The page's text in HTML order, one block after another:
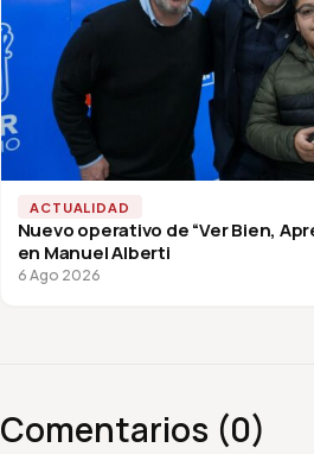
ACTUALIDAD
Nuevo operativo de “Ver Bien,
en Manuel Alberti
6 Ago 2026
Comentarios (0)